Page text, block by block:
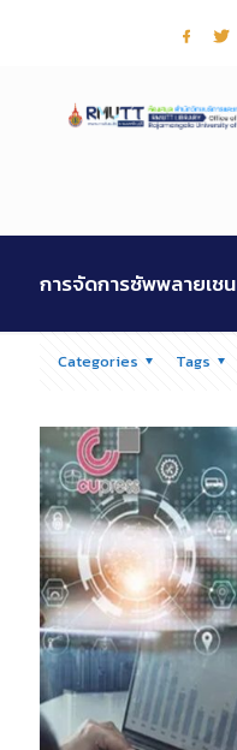
การจัดการซัพพลายเชน
Categories Tags